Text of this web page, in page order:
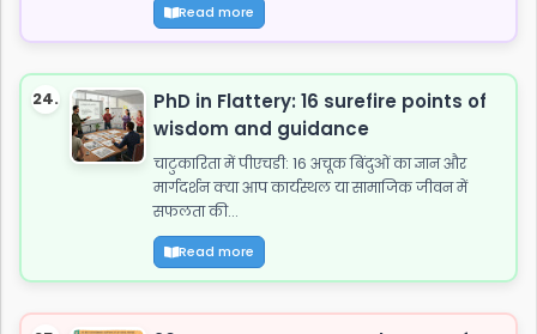
Read more
24.
PhD in Flattery: 16 surefire points of
wisdom and guidance
चाटुकारिता में पीएचडी: 16 अचूक बिंदुओं का ज्ञान और
मार्गदर्शन क्या आप कार्यस्थल या सामाजिक जीवन में
सफलता की...
Read more